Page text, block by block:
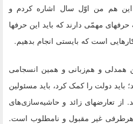
این هم من اوّل سال اشاره کردم و
مهمّى دارند که باید این حرفها
است که بایستى انجام بدهیم.
همدلى و هم‌زبانى و همین انسجامى
دولت را کمک کرد، باید مسئولین
از تعارضهاى زائد و حاشیه‌سازى‌هاى
هرطرفى غیر مقبول و نامطلوب است.